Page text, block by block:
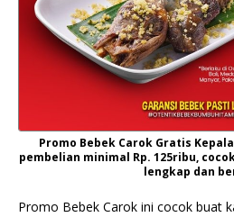
Promo Bebek Carok Gratis
pembelian minimal Rp. 125ribu,
lengkap dan
Promo Bebek Carok ini cocok buat